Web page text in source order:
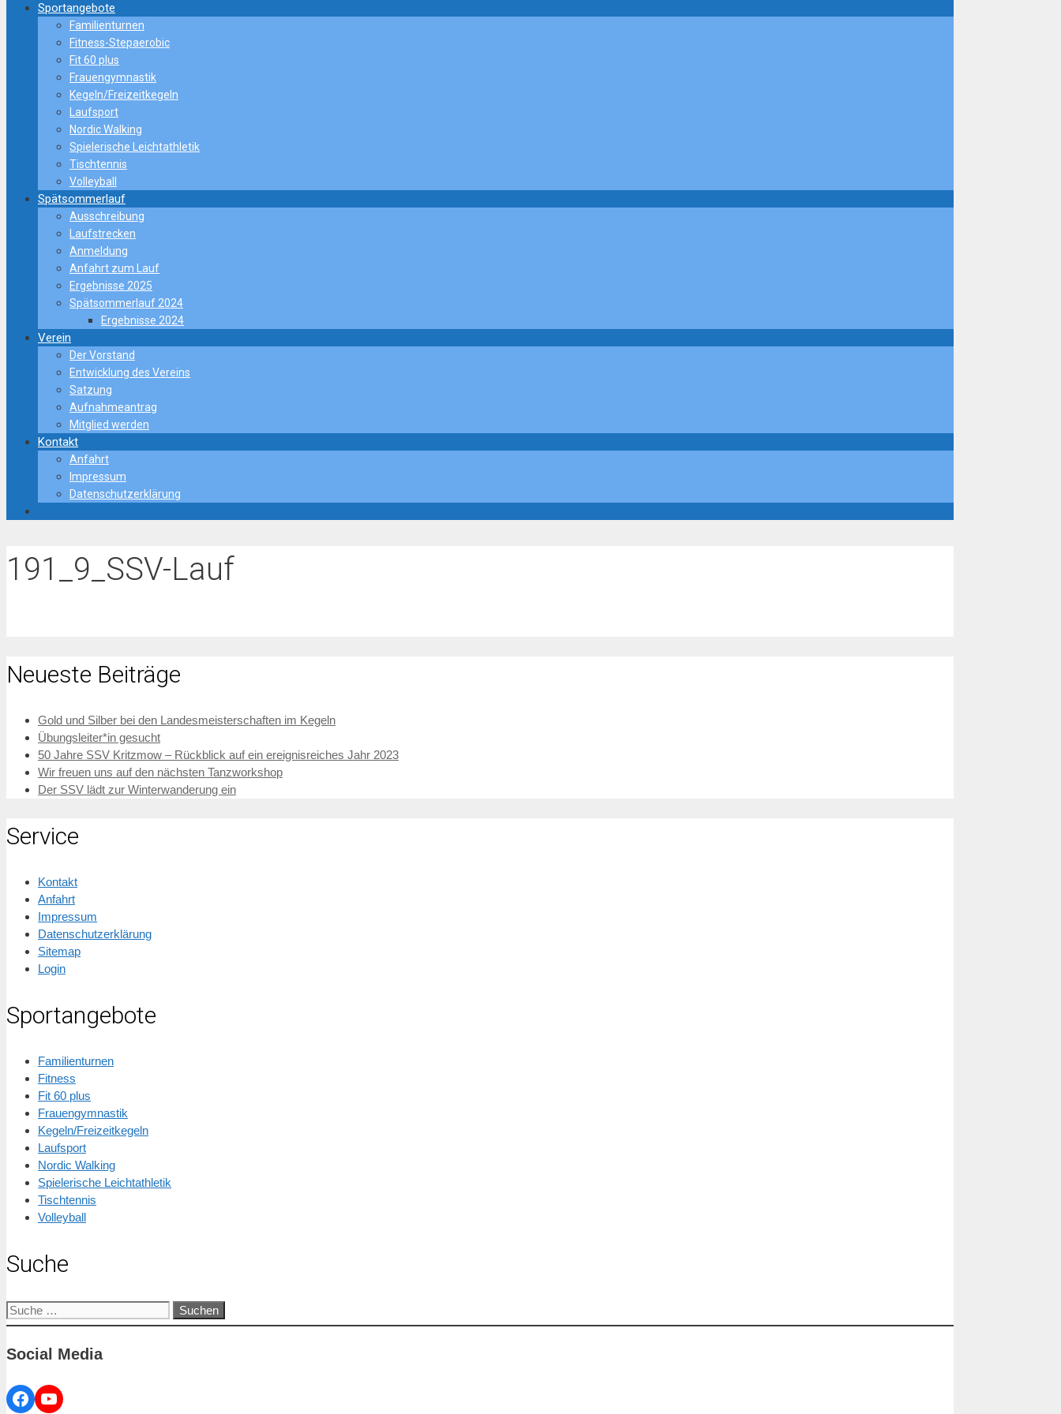
Sportangebote
Familienturnen
Fitness-Stepaerobic
Fit 60 plus
Frauengymnastik
Kegeln/Freizeitkegeln
Laufsport
Nordic Walking
Spielerische Leichtathletik
Tischtennis
Volleyball
Spätsommerlauf
Ausschreibung
Laufstrecken
Anmeldung
Anfahrt zum Lauf
Ergebnisse 2025
Spätsommerlauf 2024
Ergebnisse 2024
Verein
Der Vorstand
Entwicklung des Vereins
Satzung
Aufnahmeantrag
Mitglied werden
Kontakt
Anfahrt
Impressum
Datenschutzerklärung
191_9_SSV-Lauf
Neueste Beiträge
Gold und Silber bei den Landesmeisterschaften im Kegeln
Übungsleiter*in gesucht
50 Jahre SSV Kritzmow – Rückblick auf ein ereignisreiches Jahr 2023
Wir freuen uns auf den nächsten Tanzworkshop
Der SSV lädt zur Winterwanderung ein
Service
Kontakt
Anfahrt
Impressum
Datenschutzerklärung
Sitemap
Login
Sportangebote
Familienturnen
Fitness
Fit 60 plus
Frauengymnastik
Kegeln/Freizeitkegeln
Laufsport
Nordic Walking
Spielerische Leichtathletik
Tischtennis
Volleyball
Suche
Suche
nach:
Social Media
Facebook
YouTube